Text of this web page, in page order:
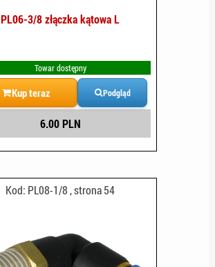
PL06-3/8 złączka kątowa L
Towar dostępny
Kup teraz Podgląd
6.00 PLN
Kod: PL08-1/8 , strona 54